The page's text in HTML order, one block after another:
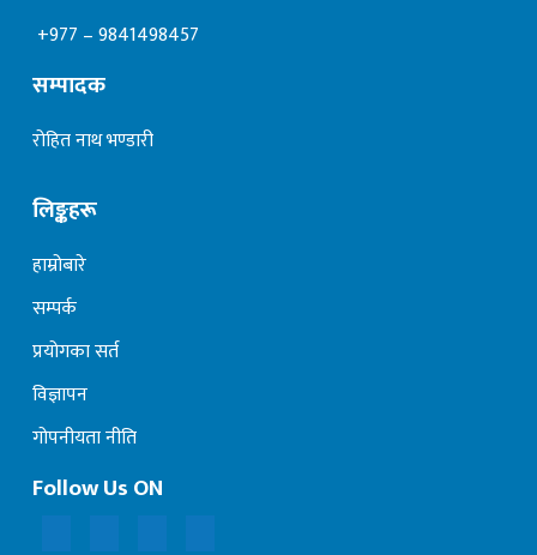
+977 – 9841498457
सम्पादक
रोहित नाथ भण्डारी
लिङ्कहरू
हाम्रोबारे
सम्पर्क
प्रयोगका सर्त
विज्ञापन
गोपनीयता नीति
Follow Us ON